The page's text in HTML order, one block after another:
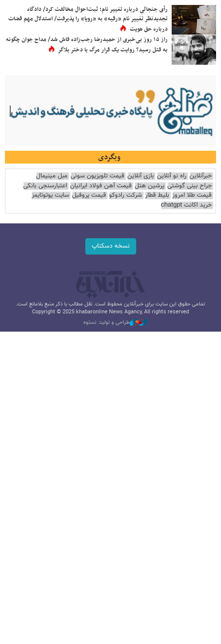
رأی جنجالی درباره تغییر نام؛ ثبت‌احوال مخالفت کرد/ دادگاه
تجدیدنظر تغییر نام «رقیه» به «رویا» را پذیرفت/ استدلال مهم قضات
درباره حق هویت
راز ۱۵ روز بی‌خبری از حمیدرضا رجب‌زاده فاش شد/ مداح جوان چگونه
به قتل رسید؟ روایت یک قرار مرگ با دختر بلاگر
وبگردی
خبرآنلاین راه نو آنلاین بازی آنلاین قیمت تلویزیون سونی مبل مینیمال
جراح بینی گوشتی پرشین هتل قیمت آهن فولاد ایرانیان اعتبارسنجی بانکی
قیمت طلا امروز بلیط قطار شرکت رادوکو قیمت پروفیل سایت یوتوتایمز
خرید اکانت chatgpt
نسخه دسکتاپ
تمامی حقوق این سایت برای خبرآنلاین محفوظ است. نقل مطالب با ذکر منبع بلامانع است.
Copyright © 2025 khabaronline News Agancy, All rights reserved
طراحی و تولید: نستوه